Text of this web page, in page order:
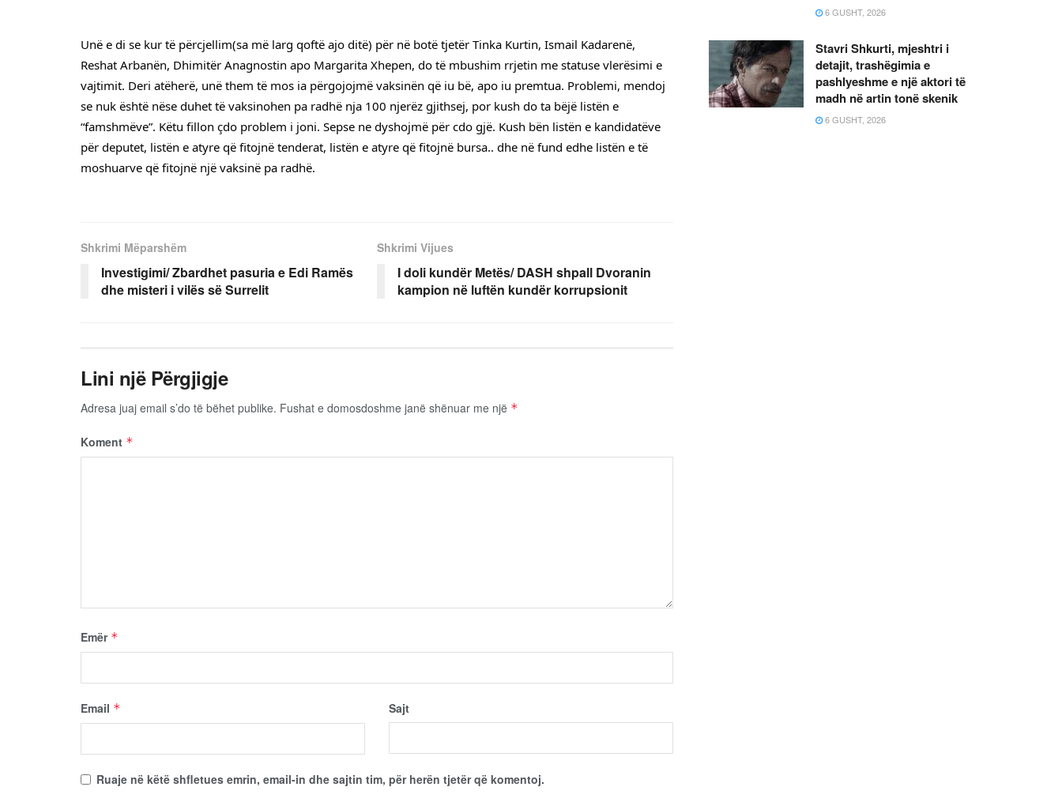
Unë e di se kur të përcjellim(sa më larg qoftë ajo ditë) për në botë tjetër Tinka Kurtin, Ismail Kadarenë,
Reshat Arbanën, Dhimitër Anagnostin apo Margarita Xhepen, do të mbushim rrjetin me statuse vlerësimi e
vajtimit. Deri atëherë, unë them të mos ia përgojojmë vaksinën që iu bë, apo iu premtua. Problemi, mendoj
se nuk është nëse duhet të vaksinohen pa radhë nja 100 njerëz gjithsej, por kush do ta bëjë listën e
“famshmëve”. Këtu fillon çdo problem i joni. Sepse ne dyshojmë për cdo gjë. Kush bën listën e kandidatëve
për deputet, listën e atyre që fitojnë tenderat, listën e atyre që fitojnë bursa.. dhe në fund edhe listën e të
moshuarve që fitojnë një vaksinë pa radhë.
Shkrimi Mëparshëm
Investigimi/ Zbardhet pasuria e Edi Ramës
dhe misteri i vilës së Surrelit
Shkrimi Vijues
I doli kundër Metës/ DASH shpall Dvoranin
kampion në luftën kundër korrupsionit
Lini një Përgjigje
Adresa juaj email s’do të bëhet publike. Fushat e domosdoshme janë shënuar me një *
Koment *
Emër *
Email * Sajt
Ruaje në këtë shfletues emrin, email-in dhe sajtin tim, për herën tjetër që komentoj.
6 GUSHT, 2026
Stavri Shkurti, mjeshtri i
detajit, trashëgimia e
pashlyeshme e një aktori të
madh në artin tonë skenik
6 GUSHT, 2026